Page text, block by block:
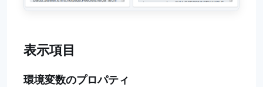
表示項目
環境変数のプロパティ